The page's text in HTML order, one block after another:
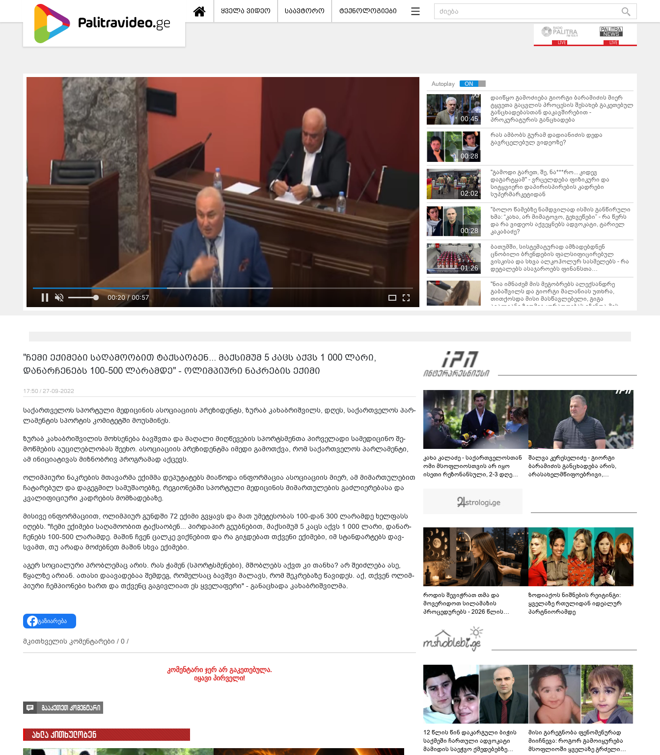
ყველა ვიდეო საავტორო ტექნოლოგიები
LIVE LIVE
00:22 / 00:57
Autoplay
00:45
დაიწყო გამოძიება გიორგი ბარამიძის მიერ
ტყვეთა გაცვლის პროცესის შესახებ გაკეთებულ
განცხადებასთან დაკავშირებით -
პროკურატურის განცხადება
00:28
რას ამბობს გურამ დადიანიძის დედა
გავრცელებულ ვიდეოზე?
02:02
"გამოდი გარეთ, შე, ნა***რო... კიდევ
დაგარტყამ" - ვრცელდება ფიზიკური და
სიტყვიერი დაპირისპირების კადრები
სუპერმარკეტიდან
00:28
"ბოლო წამებზე ნამდვილად ისმის განწირული
ხმა: “კახა, არ მიმატოვო, გეხვეწები” - რა წერს
და რა ვიდეოს აქვეყნებს ადვოკატი, ტარიელ
კაკაბაძე?
01:26
ბათუმში, სისტემატურად ამზადებდნენ
ცნობილი ბრენდების ფალსიფიცირებულ
ვისკისა და სხვა ალკოჰოლურ სასმელებს - რა
დეტალებს ასაჯაროებს ფინანსთა
სამინისტროს საგამოძიებო სამსახური?
"ნია იმნაძემ მის მეგობრებს ალექსანდრე
გაბაშვილს და გიორგი მალანიას უთხრა,
თითქოსდა მისი მასწავლებელი, გიგა
ავალიანი ზედმეტ ყურადღებას იჩენდა მის
პატიმრობა ემუქრებათ არასრულწლოვნებს?
04:01
გიგა ავალიანის საქმეზე დაკავებული ორი
მოზარდი ბრალის ოფიციალურად წარდგენის
მოლოდინშია - რა არის ცნობილი ამ
დროისთვის საქმეში და რა მტკიცებულებებზე
საუბრობს ეკა კუპატაძე?
რა გახდა “სამგორის” მეტროში სტუდენტის
გარდაცვალების მიზეზი - ცნობილია
ექსპერტიზის პასუხი
"ჩემი ექიმები საღამოობით ტაქსაობენ... მაქსიმუმ 5 კაცს აქვს 1 000 ლარი,
დანარჩენებს 100-500 ლარამდე" - ოლიმპიური ნაკრების ექიმი
17:50 / 27-09-2022
სა­ქარ­თვე­ლოს სპორ­ტუ­ლი მე­დი­ცი­ნის ასო­ცი­ა­ცი­ის პრე­ზი­დენტს, ზუ­რაბ კა­ხაბ­რიშ­ვილს, დღეს, სა­ქარ­თვე­ლოს პარ­
ლა­მენ­ტის სპორ­ტის კო­მი­ტეტ­ში მო­უს­მი­ნეს.
ზუ­რაბ კა­ხაბ­რიშ­ვი­ლის მოხ­სე­ნე­ბა ბავ­შვთა და მა­ღა­ლი მიღ­წე­ვე­ბის სპორ­ტსმენ­თა პირ­ვე­ლა­დი სა­მე­დი­ცი­ნო შე­
მოწ­მე­ბის აუ­ცი­ლებ­ლო­ბას შე­ე­ხო. ასო­ცი­ა­ცი­ის პრე­ზი­დენ­ტმა იმე­დი გა­მოთ­ქვა, რომ სა­ქარ­თვე­ლოს პარ­ლა­მენ­ტი,
ამ ინი­ცი­ა­ტი­ვას მიზ­ნობ­რივ პროგ­რა­მად აქ­ცევს.
ოლიმ­პი­უ­რი ნაკ­რე­ბის მთა­ვარ­მა ექიმ­მა დე­პუ­ტა­ტებს მი­ა­წო­და ინ­ფორ­მა­ცია ასო­ცი­ა­ცი­ის მიერ, ამ მი­მარ­თუ­ლე­ბით
ჩა­ტა­რე­ბულ და და­გეგ­მილ სა­მუ­შა­ო­ებ­ზე, რე­გი­ო­ნებ­ში სპორ­ტუ­ლი მე­დი­ცი­ნის მი­მარ­თუ­ლე­ბის გაძ­ლი­ე­რე­ბა­სა და
კვა­ლი­ფი­ცი­უ­რი კად­რე­ბის მომ­ზა­დე­ბა­ზე.
მი­სი­ვე ინ­ფორ­მა­ცი­ით, ოლიმ­პი­ურ გუნდში 72 ექი­მი გვყავს და მათ უმე­ტე­სო­ბას 100-დან 300 ლა­რამ­დე ხელ­ფასს
იღებს. "ჩემი ექი­მე­ბი სა­ღა­მო­ო­ბით ტაქ­სა­ო­ბენ... პირ­და­პირ გე­უბ­ნე­ბით, მაქ­სი­მუმ 5 კაცს აქვს 1 000 ლარი, და­ნარ­
ჩე­ნებს 100-500 ლა­რამ­დე. მა­შინ ჩვენ ცალ­კე ვიქ­ნე­ბით და რა გიჯ­დე­ბათ თქვე­ნი ექი­მე­ბი, იმ სტან­დარ­ტებს დავ­
სვამთ, თუ არა­და მო­ძებ­ნეთ მა­შინ სხვა ექი­მე­ბი.
აგერ სო­ცი­ა­ლუ­რი პრობ­ლე­მაც არის. რას ჭა­მენ (სპორ­ტსმე­ნე­ბი), მშობ­ლებს აქვთ კი თან­ხა? არ შე­იძ­ლე­ბა ასე,
წყალ­ზე არი­ან. ათა­სი და­ა­ვა­დე­ბაა შემ­დეგ, რო­მელ­საც ბავ­შვი მა­ლავს, რომ შეკ­რე­ბა­ზე წა­ვი­დეს. აქ, თქვენ ოლიმ­
პი­უ­რი ჩემ­პი­ო­ნე­ბი ხართ და თქვენც გა­გივ­ლი­ათ ეს ყვე­ლა­ფე­რი" - გა­ნა­ცხა­და კა­ხაბ­რიშ­ვილ­მა.
გაზიარება
მკითხველის კომენტარები / 0 /
კომენტარი ჯერ არ გაკეთებულა.
იყავი პირველი!
გააკეთეთ კომენტარი
ახლა კითხულობენ
კახა კალაძე - საქართველოსთან
ომი მსოფლიოსთვის არ იყო
ისეთი რეზონანსული, 2-3 დღე
წინააღმდეგ აეგორებინათ ის
კამპანია, რასაც დღეს ვხედავთ
შალვა კერესელიძე - გიორგი
ბარამიძის განცხადება არის,
არასახელმწიფოებრივი,
როდის შევიჭრათ თმა და
მოვერიდოთ სილამაზის
პროცედურებს - 2026 წლის
გზამკვლევი
ზოდიაქოს ნიშნების რეიტინგი:
ყველაზე რთულიდან იდეალურ
პარტნიორამდე
12 წლის წინ დაკარგული ბიჭის
საქმეში ჩართული ადვოკატი
მამიდის საეჭვო ქმედებებზე
მისი გარეგნობა ფენომენურად
მიიჩნევა: როგორ გამოიყურება
მსოფლიოში ყველაზე გრძელი